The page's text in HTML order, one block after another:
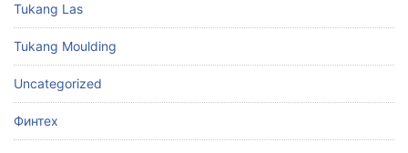
Tukang Las
Tukang Moulding
Uncategorized
Финтех